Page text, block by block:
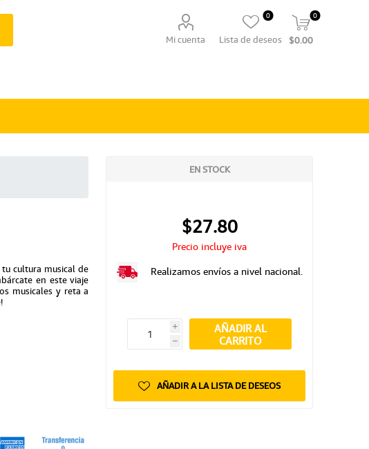
Mi cuenta Lista de deseos
0 0
$0.00
cultura musical de
en este viaje
musicales y reta a
EN STOCK
$27.80
Precio incluye iva
Realizamos envíos a nivel nacional.
i
h
AÑADIR AL
CARRITO
AÑADIR A LA LISTA DE DESEOS